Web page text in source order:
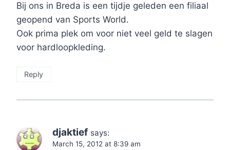
Bij ons in Breda is een tijdje geleden een filiaal
geopend van Sports World.
Ook prima plek om voor niet veel geld te slagen
voor hardloopkleding.
Reply
djaktief says:
March 15, 2012 at 8:39 am